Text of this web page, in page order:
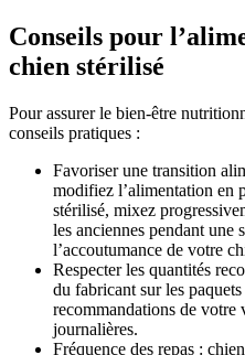
Conseils pour
chien stérilisé
Pour assurer le bien-être
conseils pratiques :
Favoriser une transition
modifiez l’alimentation en
stérilisé, mixez
les anciennes pendant une
l’accoutumance de votre
Respecter les quantités
du fabricant sur les
recommandations de votre
journalières.
Fréquence des repas :